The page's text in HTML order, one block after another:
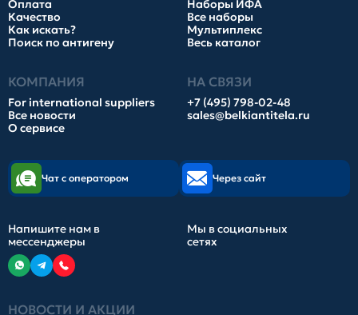
Оплата
Качество
Как искать?
Поиск по антигену
Наборы ИФА
Все наборы
Мультиплекс
Весь каталог
КОМПАНИЯ
For international suppliers
Все новости
О сервисе
НА СВЯЗИ
+7 (495) 798-02-48
sales@belkiantitela.ru
НОВОСТИ И АКЦИИ
Чат с оператором Через сайт
Напишите нам в
мессенджеры
Мы в социальных
сетях